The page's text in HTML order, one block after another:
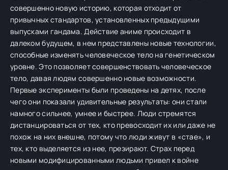
совершенно новую историю, которая отходит от
привычных стандартов, установленных предыдущими
выпусками гандама. Действие аниме происходит в
далеком будущем, в нем представлены новые технологии,
способные изменять человеческое тело на генетическом
уровне. Это позволяет совершенствовать человеческое
тело, давая людям совершенно новые возможности.
Первые эксперименты были проведены на детях, после
чего они показали удивительные результаты: они стали
намного сильнее, умнее и быстрее. Люди стремятся
дистанцироваться от тех, кто превосходит их или даже не
похож на них внешне, потому что люди живут в «стае», и
тех, кто выделяется из нее, презирают. Страх перед
новыми модифицированными людьми привел к войне